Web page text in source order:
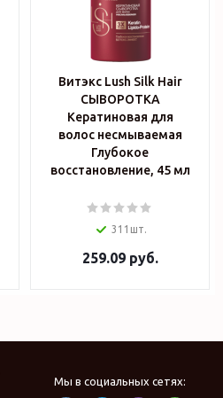
Витэкс Lush Silk Hair
СЫВОРОТКА
Кератиновая для
волос несмываемая
Глубокое
восстановление, 45 мл
311шт.
259.09руб.
Мы в социальных сетях: